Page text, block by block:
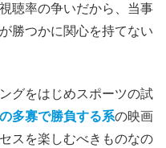
聴率の争いだから、当事
勝つかに関心を持てない
グをはじめスポーツの試
多寡で勝負する系の映画
スを楽しむべきものなの